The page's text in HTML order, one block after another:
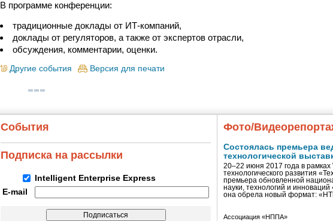
В программе конференции:
традиционные доклады от ИТ-компаний,
доклады от регуляторов, а также от экспертов отрасли,
обсуждения, комментарии, оценки.
Другие события Версия для печати
События
Подписка на рассылки
Intelligent Enterprise Express
E-mail
Фото/
Состоялась премьера
технологической
20–22 июня 2017 года в
технологического развития
премьера обновленной
науки, технологий и
она обрела новый формат:
Ассоциация «НППА»